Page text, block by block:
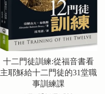
十二門徒訓練:從福音書看
主耶穌給十二門徒的31堂職
事訓練課